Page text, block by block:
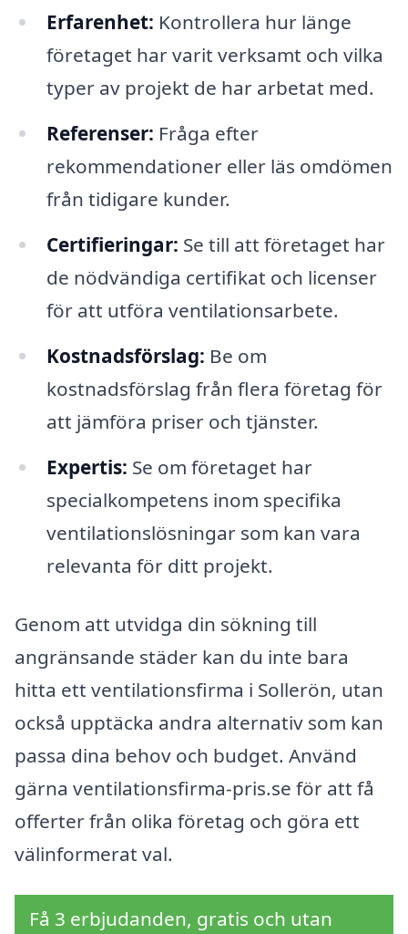
Erfarenhet: Kontrollera hur länge
företaget har varit verksamt och vilka
typer av projekt de har arbetat med.
Referenser: Fråga efter
rekommendationer eller läs omdömen
från tidigare kunder.
Certifieringar: Se till att företaget har
de nödvändiga certifikat och licenser
för att utföra ventilationsarbete.
Kostnadsförslag: Be om
kostnadsförslag från flera företag för
att jämföra priser och tjänster.
Expertis: Se om företaget har
specialkompetens inom specifika
ventilationslösningar som kan vara
relevanta för ditt projekt.
Genom att utvidga din sökning till
angränsande städer kan du inte bara
hitta ett ventilationsfirma i Sollerön, utan
också upptäcka andra alternativ som kan
passa dina behov och budget. Använd
gärna ventilationsfirma-pris.se för att få
offerter från olika företag och göra ett
välinformerat val.
Få 3 erbjudanden, gratis och utan